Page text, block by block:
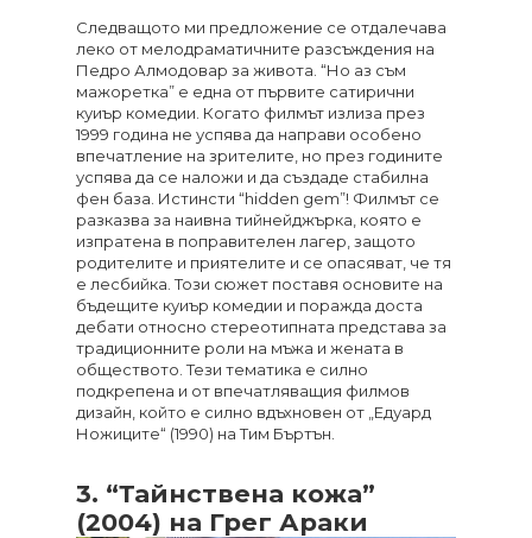
Следващото ми предложение се отдалечава
леко от мелодраматичните разсъждения на
Педро Алмодовар за живота. “Но аз съм
мажоретка” е една от първите сатирични
куиър комедии. Когато филмът излиза през
1999 година не успява да направи особено
впечатление на зрителите, но през годините
успява да се наложи и да създаде стабилна
фен база. Истинсти “hidden gem”! Филмът се
разказва за наивна тийнейджърка, която е
изпратена в поправителен лагер, защото
родителите и приятелите и се опасяват, че тя
е лесбийка. Този сюжет поставя основите на
бъдещите куиър комедии и поражда доста
дебати относно стереотипната представа за
традиционните роли на мъжа и жената в
обществото. Тези тематика е силно
подкрепена и от впечатляващия филмов
дизайн, който е силно вдъхновен от „Едуард
Ножиците“ (1990) на Тим Бъртън.
3. “Тайнствена кожа”
(2004) на Грег Араки